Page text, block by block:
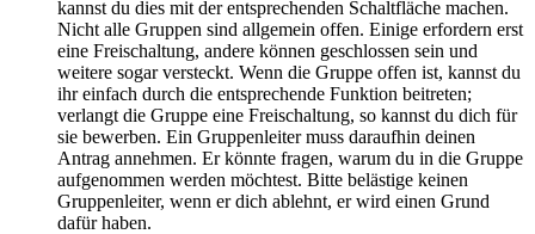
kannst du dies mit der entsprechenden Schaltfläche machen.
Nicht alle Gruppen sind allgemein offen. Einige erfordern erst
eine Freischaltung, andere können geschlossen sein und
weitere sogar versteckt. Wenn die Gruppe offen ist, kannst du
ihr einfach durch die entsprechende Funktion beitreten;
verlangt die Gruppe eine Freischaltung, so kannst du dich für
sie bewerben. Ein Gruppenleiter muss daraufhin deinen
Antrag annehmen. Er könnte fragen, warum du in die Gruppe
aufgenommen werden möchtest. Bitte belästige keinen
Gruppenleiter, wenn er dich ablehnt, er wird einen Grund
dafür haben.